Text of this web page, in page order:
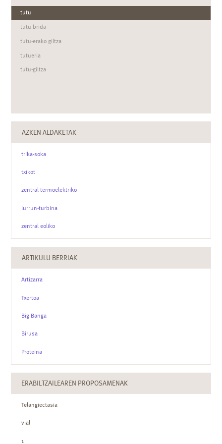
tutu
tutu-brida
tutu-erako giltza
tutueria
tutu-giltza
AZKEN ALDAKETAK
trika-soka
txikot
zentral termoelektriko
lurrun-turbina
zentral eoliko
ARTIKULU BERRIAK
Artizarra
Txertoa
Big Banga
Birusa
Proteina
ERABILTZAILEAREN PROPOSAMENAK
Telangiectasia
vial
1